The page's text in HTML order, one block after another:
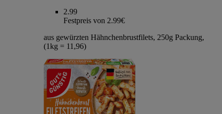
2.99
Festpreis von 2.99€
aus gewürzten Hähnchenbrustfilets, 250g Packung,
(1kg = 11,96)